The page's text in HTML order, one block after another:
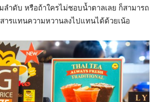
ลำดับ หรือถ้าใครไม่ชอบน้ำตาลเลย ก็สามารถ
ารแทนความหวานลงไปแทนได้ด้วยเน้อ